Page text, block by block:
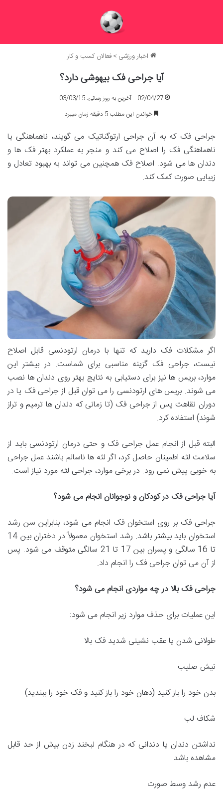
اخبار ورزشی > فعالان کسب و کار
آیا جراحی فک بیهوشی دارد؟
02/04/27
آخرین به روز رسانی: 03/03/15
خواندن این مطلب 5 دقیقه زمان میبرد
جراحی فک که به آن جراحی ارتوگناتیک می گویند، ناهماهنگی یا
ناهماهنگی فک را اصلاح می کند و منجر به عملکرد بهتر فک ها و
دندان ها می شود. اصلاح فک همچنین می تواند به بهبود تعادل و
زیبایی صورت کمک کند.
اگر مشکلات فک دارید که تنها با درمان ارتودنسی قابل اصلاح
نیست، جراحی فک گزینه مناسبی برای شماست. در بیشتر این
موارد، بریس ها نیز برای دستیابی به نتایج بهتر روی دندان ها نصب
می شوند. بریس های ارتودنسی را می توان قبل از جراحی فک یا در
دوران نقاهت پس از جراحی فک (تا زمانی که دندان ها ترمیم و تراز
شوند) استفاده کرد.
البته قبل از انجام عمل جراحی فک و حتی درمان ارتودنسی باید از
سلامت لثه اطمینان حاصل کرد، اگر لثه ها ناسالم باشند عمل جراحی
به خوبی پیش نمی رود. در برخی موارد، جراحی لثه مورد نیاز است.
آیا جراحی فک در کودکان و نوجوانان انجام می شود؟
جراحی فک بر روی استخوان فک انجام می شود، بنابراین سن رشد
استخوان باید بیشتر باشد. رشد استخوان معمولاً در دختران بین 14
تا 16 سالگی و پسران بین 17 تا 21 سالگی متوقف می شود. پس
از آن می توان جراحی فک را انجام داد.
جراحی فک بالا در چه مواردی انجام می شود؟
این عملیات برای حذف موارد زیر انجام می شود:
طولانی شدن یا عقب نشینی شدید فک بالا
نیش صلیب
بدن خود را باز کنید (دهان خود را باز کنید و فک خود را ببندید)
شکاف لب
نداشتن دندان یا دندانی که در هنگام لبخند زدن بیش از حد قابل
مشاهده باشد
عدم رشد وسط صورت